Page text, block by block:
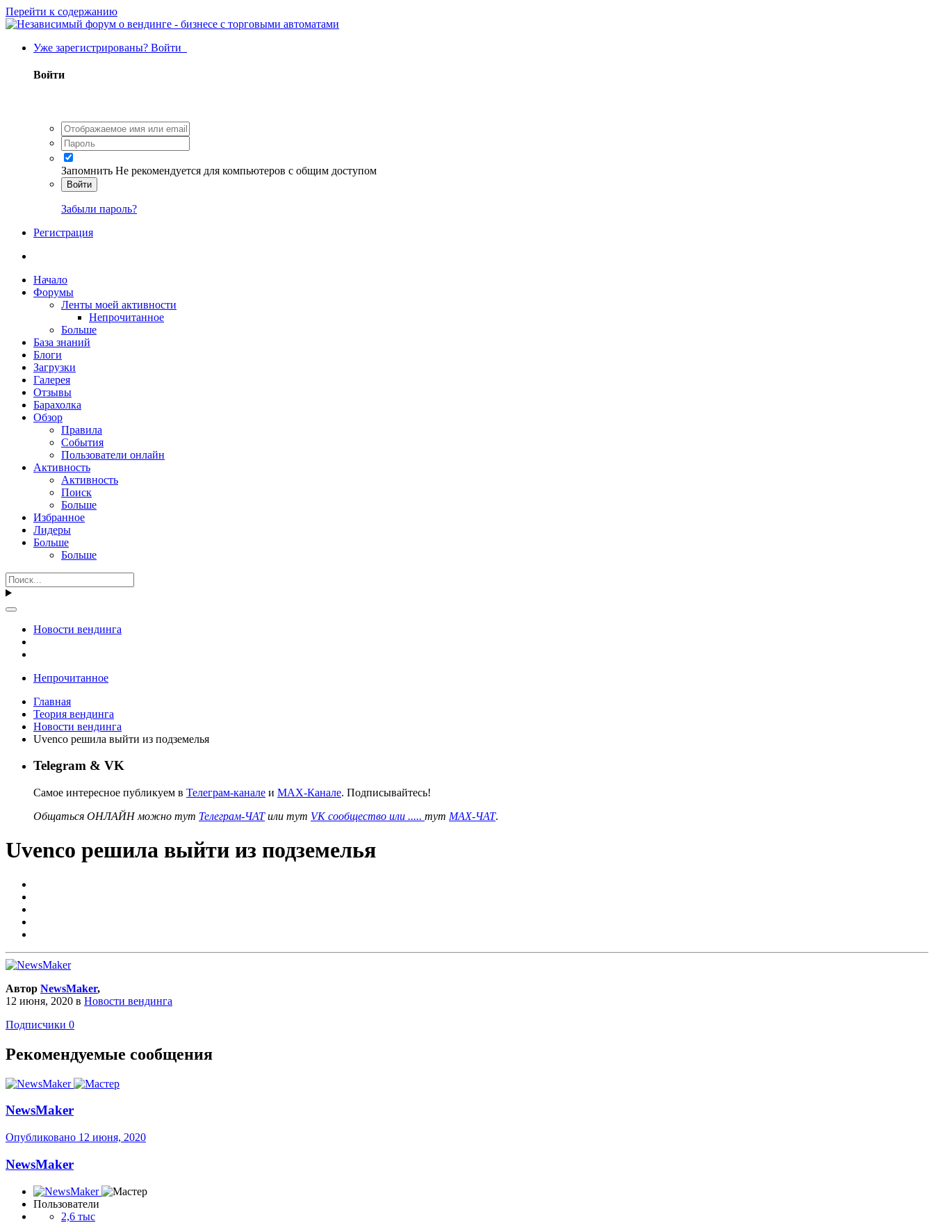
Перейти к содержанию
Уже зарегистрированы? Войти
Войти
Запомнить Не рекомендуется для компьютеров с общим доступом
Войти
Забыли пароль?
Регистрация
Начало
Форумы
Ленты моей активности
Непрочитанное
Больше
База знаний
Блоги
Загрузки
Галерея
Отзывы
Барахолка
Обзор
Правила
События
Пользователи онлайн
Активность
Активность
Поиск
Больше
Избранное
Лидеры
Больше
Больше
Новости вендинга
Непрочитанное
Главная
Теория вендинга
Новости вендинга
Uvenco решила выйти из подземелья
Telegram & VK
Самое интересное публикуем в Телеграм-канале и MAX-Канале. Подписывайтесь!
Общаться ОНЛАЙН можно тут Телеграм-ЧАТили тут VK сообщество или ..... тут MAX-ЧАТ.
Uvenco решила выйти из подземелья
Автор NewsMaker,
12 июня, 2020 в Новости вендинга
Подписчики 0
Рекомендуемые сообщения
NewsMaker
Опубликовано 12 июня, 2020
NewsMaker
Пользователи
2,6 тыс